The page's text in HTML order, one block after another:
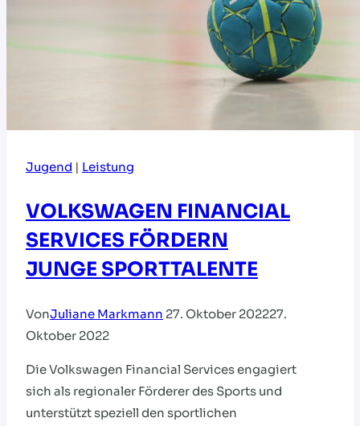
Jugend | Leistung
VOLKSWAGEN FINANCIAL
SERVICES FÖRDERN
JUNGE SPORTTALENTE
VonJuliane Markmann 27. Oktober 202227.
Oktober 2022
Die Volkswagen Financial Services engagiert
sich als regionaler Förderer des Sports und
unterstützt speziell den sportlichen